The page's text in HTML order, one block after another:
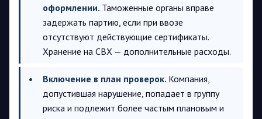
оформлении. Таможенные органы вправе
задержать партию, если при ввозе
отсутствуют действующие сертификаты.
Хранение на СВХ — дополнительные расходы.
Включение в план проверок. Компания,
допустившая нарушение, попадает в группу
риска и подлежит более частым плановым и